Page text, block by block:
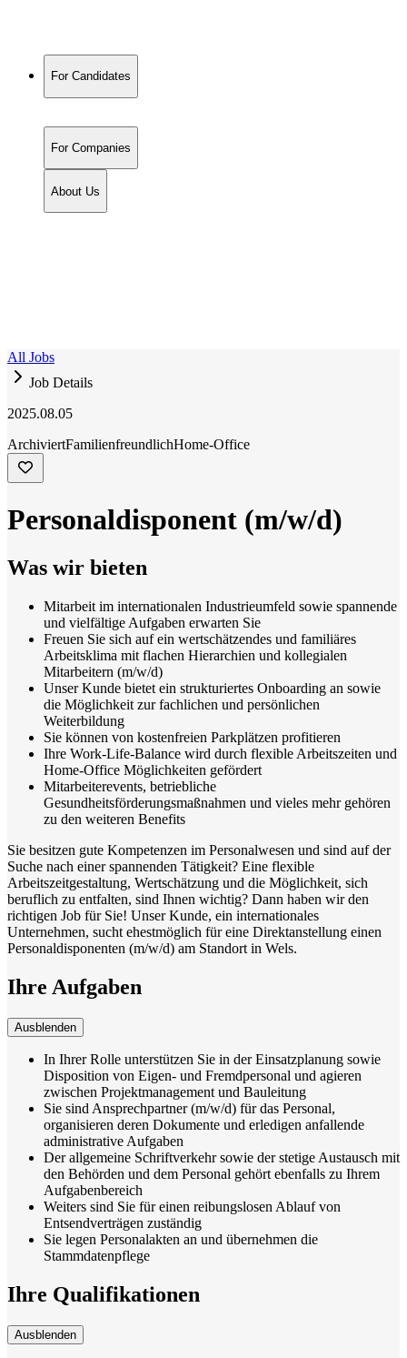
For Candidates
For Companies
About Us
All Jobs
Job Details
2025.08.05
ArchiviertFamilienfreundlichHome-Office
Personaldisponent (m/w/d)
Was wir bieten
Mitarbeit im internationalen Industrieumfeld sowie spannende
und vielfältige Aufgaben erwarten Sie
Freuen Sie sich auf ein wertschätzendes und familiäres
Arbeitsklima mit flachen Hierarchien und kollegialen
Mitarbeitern (m/w/d)
Unser Kunde bietet ein strukturiertes Onboarding an sowie
die Möglichkeit zur fachlichen und persönlichen
Weiterbildung
Sie können von kostenfreien Parkplätzen profitieren
Ihre Work-Life-Balance wird durch flexible Arbeitszeiten und
Home-Office Möglichkeiten gefördert
Mitarbeiterevents, betriebliche
Gesundheitsförderungsmaßnahmen und vieles mehr gehören
zu den weiteren Benefits
Sie besitzen gute Kompetenzen im Personalwesen und sind auf der
Suche nach einer spannenden Tätigkeit? Eine flexible
Arbeitszeitgestaltung, Wertschätzung und die Möglichkeit, sich
beruflich zu entfalten, sind Ihnen wichtig? Dann haben wir den
richtigen Job für Sie! Unser Kunde, ein internationales
Unternehmen, sucht ehestmöglich für eine Direktanstellung einen
Personaldisponenten (m/w/d) am Standort in Wels.
Ihre Aufgaben
Ausblenden
In Ihrer Rolle unterstützen Sie in der Einsatzplanung sowie
Disposition von Eigen- und Fremdpersonal und agieren
zwischen Projektmanagement und Bauleitung
Sie sind Ansprechpartner (m/w/d) für das Personal,
organisieren deren Dokumente und erledigen anfallende
administrative Aufgaben
Der allgemeine Schriftverkehr sowie der stetige Austausch mit
den Behörden und dem Personal gehört ebenfalls zu Ihrem
Aufgabenbereich
Weiters sind Sie für einen reibungslosen Ablauf von
Entsendverträgen zuständig
Sie legen Personalakten an und übernehmen die
Stammdatenpflege
Ihre Qualifikationen
Ausblenden